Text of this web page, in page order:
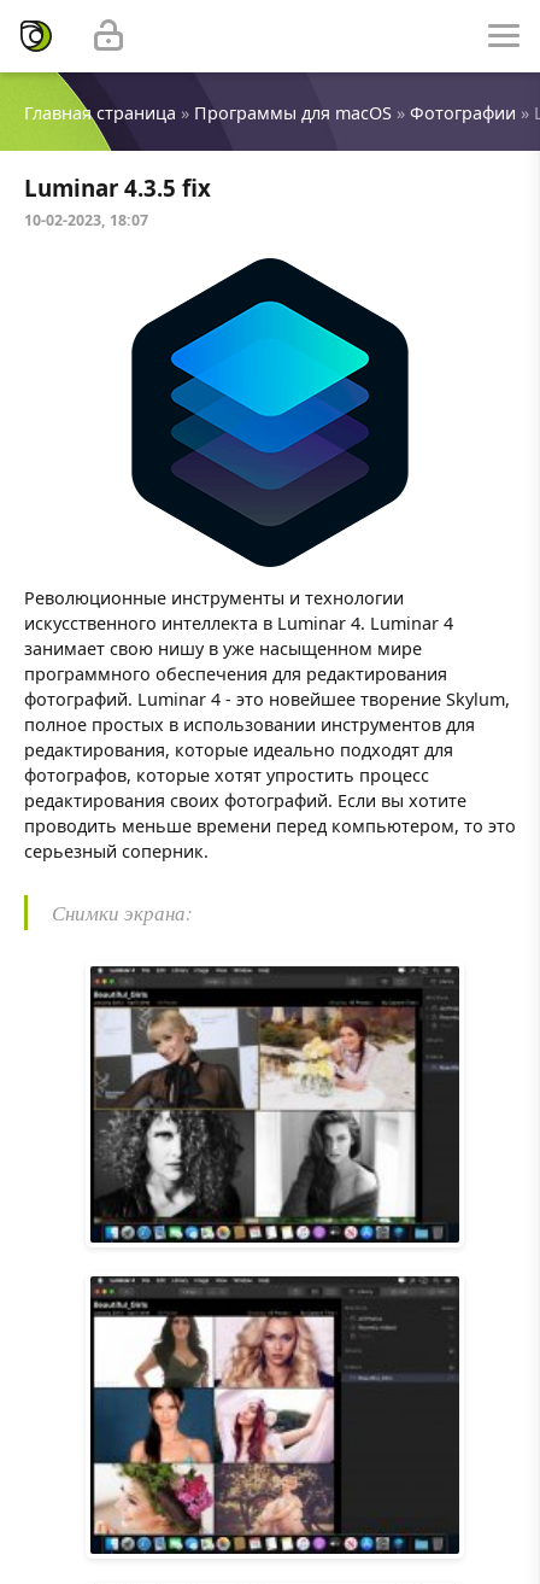
Главная страница » Программы для macOS » Фотографии »
Luminar 4.3.5 fix
10-02-2023, 18:07
Революционные инструменты и технологии
искусственного интеллекта в Luminar 4. Luminar 4
занимает свою нишу в уже насыщенном мире
программного обеспечения для редактирования
фотографий. Luminar 4 - это новейшее творение Skylum,
полное простых в использовании инструментов для
редактирования, которые идеально подходят для
фотографов, которые хотят упростить процесс
редактирования своих фотографий. Если вы хотите
проводить меньше времени перед компьютером, то это
серьезный соперник.
Снимки экрана: